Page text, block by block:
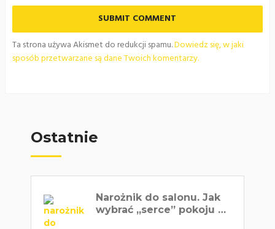
Ta strona używa Akismet do redukcji spamu.Dowiedz się, w jaki
sposób przetwarzane są dane Twoich komentarzy.
Ostatnie
Narożnik do salonu. Jak
wybrać „serce” pokoju …